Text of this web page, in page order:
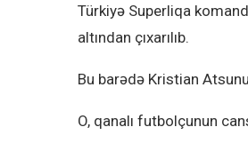
Türkiyə Superliqa
altından çıxarılıb.
Bu barədə Kristian
O, qanalı futbolçunun